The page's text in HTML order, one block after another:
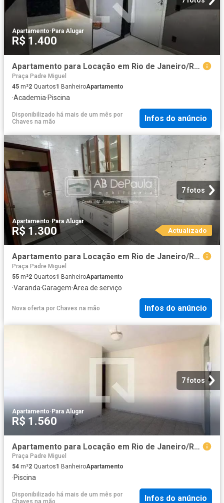
Apartamento·Para Alugar
R$ 1.400
Apartamento para Locação em Rio de Janeiro/RJ Realengo 2 Quartos
Praça Padre Miguel
45 m²2 Quartos1 BanheiroApartamento
·Academia·Piscina
Disponibilizado há mais de um mês por
Chaves na mão
Infos do anúncio
7 fotos
Apartamento· Para Alugar
R$ 1.300 Actualizado
Apartamento para Locação em Rio de Janeiro/RJ Realengo 2 Quartos
Praça Padre Miguel
55 m²2 Quartos1 BanheiroApartamento
·Varanda·Garagem·Área de serviço
Nova oferta por Chaves na mão Infos do anúncio
7 fotos
Apartamento·Para Alugar
R$ 1.560
Apartamento para Locação em Rio de Janeiro/RJ Realengo 2 Quartos
Praça Padre Miguel
54 m²2 Quartos1 BanheiroApartamento
·Piscina
Disponibilizado há mais de um mês por
Infos do anúncio